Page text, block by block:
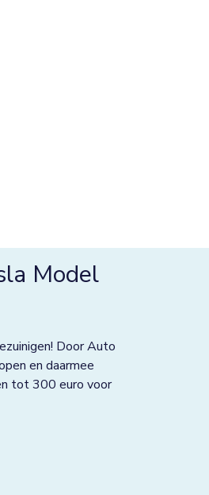
Model
Door Auto
en daarmee
tot 300 euro voor